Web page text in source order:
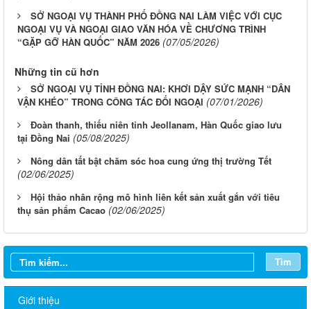
SỞ NGOẠI VỤ THÀNH PHỐ ĐỒNG NAI LÀM VIỆC VỚI CỤC
NGOẠI VỤ VÀ NGOẠI GIAO VĂN HÓA VỀ CHƯƠNG TRÌNH
“GẶP GỠ HÀN QUỐC” NĂM 2026 (07/05/2026)
Những tin cũ hơn
SỞ NGOẠI VỤ TỈNH ĐỒNG NAI: KHƠI DẬY SỨC MẠNH “DÂN
VẬN KHÉO” TRONG CÔNG TÁC ĐỐI NGOẠI (07/01/2026)
Đoàn thanh, thiếu niên tỉnh Jeollanam, Hàn Quốc giao lưu
tại Đồng Nai (05/08/2025)
Nông dân tất bật chăm sóc hoa cung ứng thị trường Tết
(02/06/2025)
Hội thảo nhân rộng mô hình liên kết sản xuất gắn với tiêu
thụ sản phẩm Cacao (02/06/2025)
Tìm
Giới thiệu